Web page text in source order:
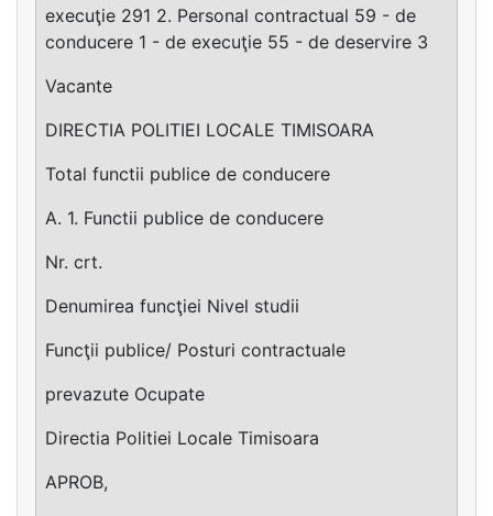
execuţie 291 2. Personal contractual 59 - de
conducere 1 - de execuţie 55 - de deservire 3
Vacante
DIRECTIA POLITIEI LOCALE TIMISOARA
Total functii publice de conducere
A. 1. Functii publice de conducere
Nr. crt.
Denumirea funcţiei Nivel studii
Funcţii publice/ Posturi contractuale
prevazute Ocupate
Directia Politiei Locale Timisoara
APROB,